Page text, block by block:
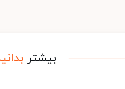
بیشتر بدانید